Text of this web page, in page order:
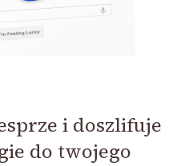
i doszlifuje
do twojego